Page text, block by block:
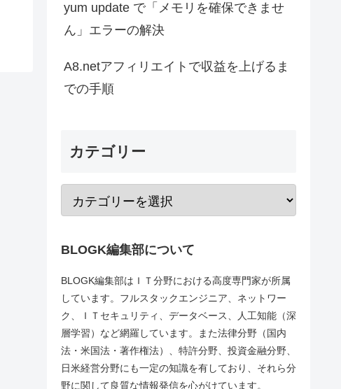
yum update で「メモリを確保できませ
ん」エラーの解決
A8.netアフィリエイトで収益を上げるま
での手順
カテゴリー
BLOGK編集部について
BLOGK編集部はＩＴ分野における高度専門家が所属
しています。フルスタックエンジニア、ネットワー
ク、ＩＴセキュリティ、データベース、人工知能（深
層学習）など網羅しています。また法律分野（国内
法・米国法・著作権法）、特許分野、投資金融分野、
日米経営分野にも一定の知識を有しており、それら分
野に関して良質な情報発信を心がけています。